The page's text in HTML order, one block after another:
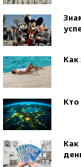
Как
Кто
Как